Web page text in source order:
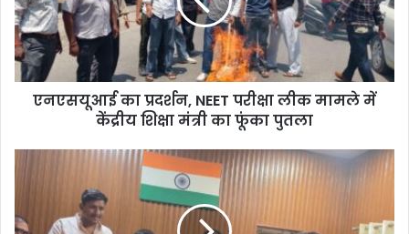
एनएसयूआई का प्रदर्शन, NEET परीक्षा लीक मामले में
केंद्रीय शिक्षा मंत्री का फूंका पुतला